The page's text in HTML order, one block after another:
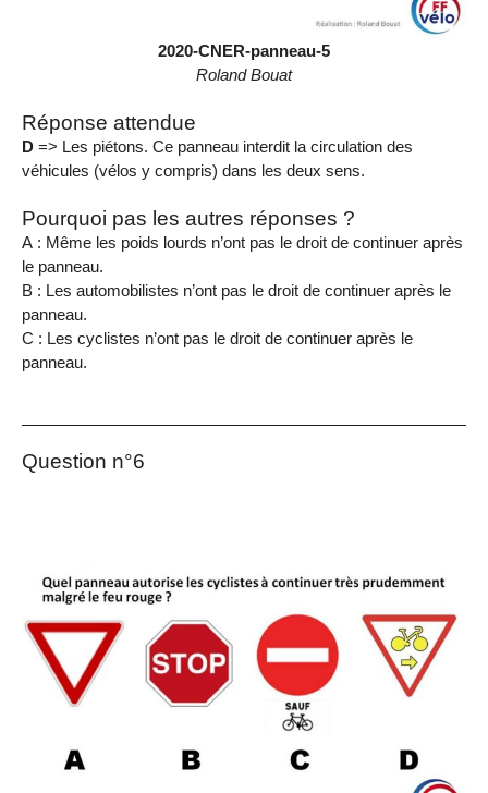
2020-CNER-panneau-5
Roland Bouat
Réponse attendue
D => Les piétons. Ce panneau interdit la circulation des
véhicules (vélos y compris) dans les deux sens.
Pourquoi pas les autres réponses ?
A : Même les poids lourds n’ont pas le droit de continuer après
le panneau.
B : Les automobilistes n’ont pas le droit de continuer après le
panneau.
C : Les cyclistes n’ont pas le droit de continuer après le
panneau.
Question n°6